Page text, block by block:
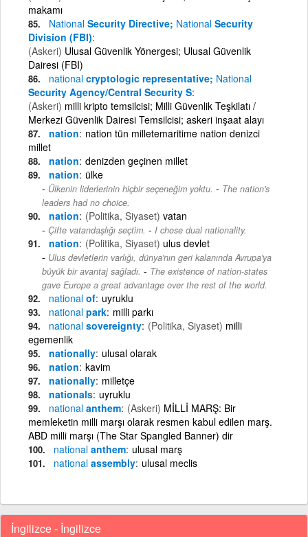
makamı
National Security Directive; National Security
Division (FBI)
(Askeri) Ulusal Güvenlik Yönergesi; Ulusal Güvenlik
Dairesi (FBI)
national cryptologic representative; National
Security Agency/Central Security S
(Askeri) milli kripto temsilcisi; Milli Güvenlik Teşkilatı /
Merkezi Güvenlik Dairesi Temsilcisi; askeri inşaat alayı
nation nation tün milletemaritime nation denizci
millet
nation denizden geçinen millet
nation ülke
Ülkenin liderlerinin hiçbir seçeneğim yoktu. - The nation's
leaders had no choice.
nation (Politika, Siyaset) vatan
Çifte vatandaşlığı seçtim. - I chose dual nationality.
nation (Politika, Siyaset) ulus devlet
Ulus devletlerin varlığı, dünya'nın geri kalanında Avrupa'ya
büyük bir avantaj sağladı. - The existence of nation-states
gave Europe a great advantage over the rest of the world.
national of uyruklu
national park milli parkı
national sovereignty (Politika, Siyaset) milli
egemenlik
nationally ulusal olarak
nation kavim
nationally milletçe
nationals uyruklu
national anthem (Askeri) MİLLİ MARŞ: Bir
memleketin milli marşı olarak resmen kabul edilen marş.
ABD milli marşı (The Star Spangled Banner) dir
national anthem ulusal marş
national assembly ulusal meclis
İngilizce - İngilizce